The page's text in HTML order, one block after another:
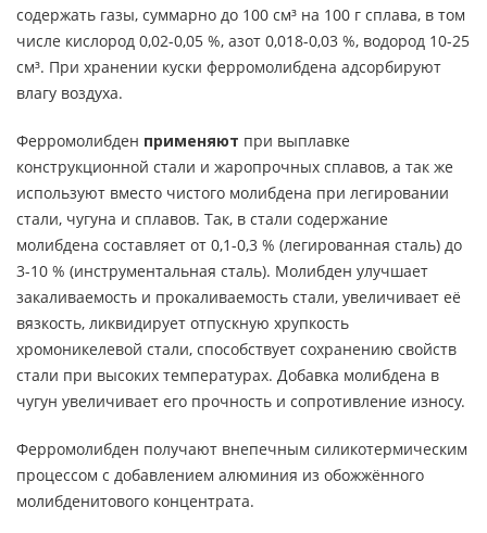
содержать газы, суммарно до 100 см³ на 100 г сплава, в том
числе кислород 0,02-0,05 %, азот 0,018-0,03 %, водород 10-25
см³. При хранении куски ферромолибдена адсорбируют
влагу воздуха.
Ферромолибден применяют при выплавке
конструкционной стали и жаропрочных сплавов, а так же
используют вместо чистого молибдена при легировании
стали, чугуна и сплавов. Так, в стали содержание
молибдена составляет от 0,1-0,3 % (легированная сталь) до
3-10 % (инструментальная сталь). Молибден улучшает
закаливаемость и прокаливаемость стали, увеличивает её
вязкость, ликвидирует отпускную хрупкость
хромоникелевой стали, способствует сохранению свойств
стали при высоких температурах. Добавка молибдена в
чугун увеличивает его прочность и сопротивление износу.
Ферромолибден получают внепечным силикотермическим
процессом с добавлением алюминия из обожжённого
молибденитового концентрата.